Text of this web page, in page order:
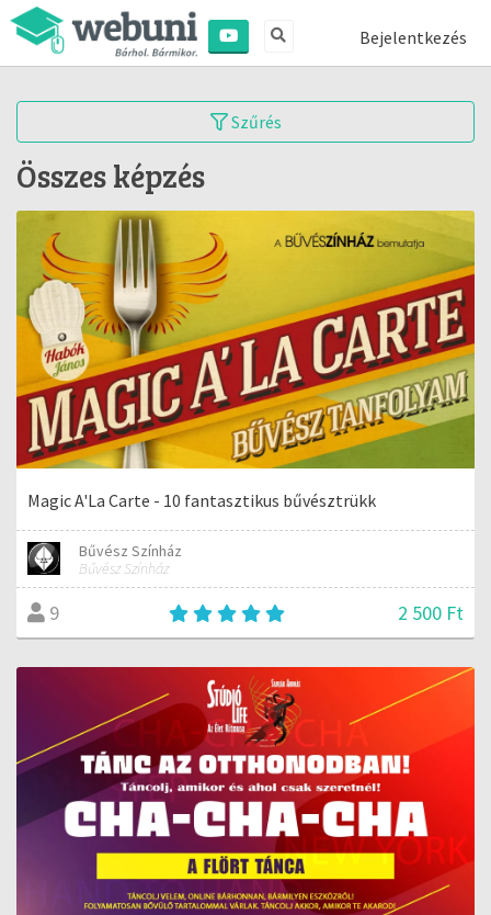
Bejelentkezés
Szűrés
Összes képzés
Magic A'La Carte - 10 fantasztikus bűvésztrükk
Bűvész Színház
Bűvész Színház
9 2 500 Ft